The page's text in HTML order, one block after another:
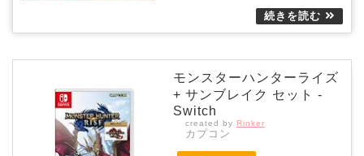
モンスターハンターライズ
+ サンブレイク セット -
Switch
created by Rinker
カプコン